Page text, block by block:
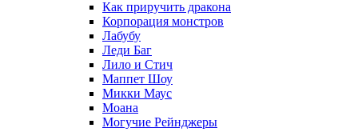
Как приручить дракона
Корпорация монстров
Лабубу
Леди Баг
Лило и Стич
Маппет Шоу
Микки Маус
Моана
Могучие Рейнджеры